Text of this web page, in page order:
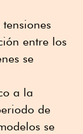
entre los
se
a la
de
se